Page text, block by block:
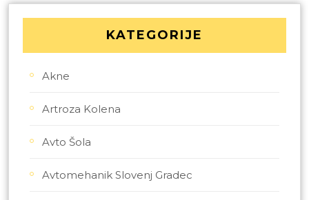
KATEGORIJE
Akne
Artroza Kolena
Avto Šola
Avtomehanik Slovenj Gradec